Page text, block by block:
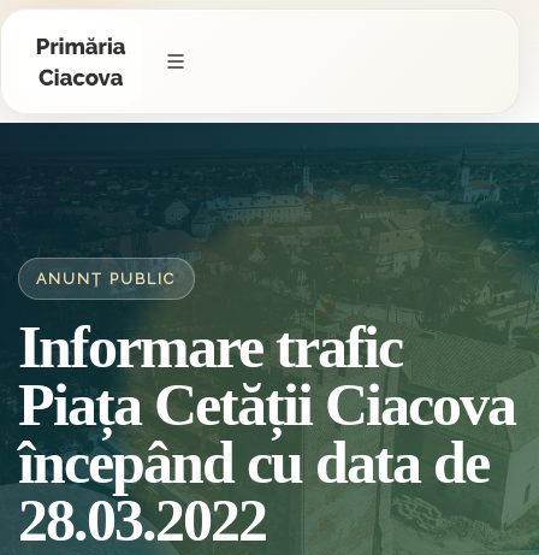
ANUNȚ PUBLIC
Informare trafic
Piața Cetății Ciacova
începând cu data de
28.03.2022